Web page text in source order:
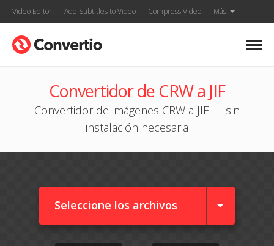
Video Editor Add Subtitles to Video Compress Video Más
Convertidor de CRW a JIF
Convertidor de imágenes CRW a JIF — sin
instalación necesaria
Seleccione los archivos